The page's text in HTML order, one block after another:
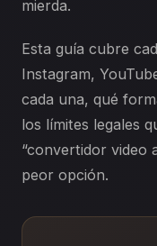
mierda.
Esta guía cubre
Instagram,
cada una, qué
los límites legales
“convertidor video
peor opción.